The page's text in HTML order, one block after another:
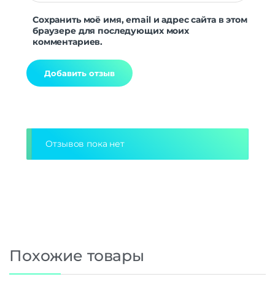
Сохранить моё имя, email и адрес сайта в этом
браузере для последующих моих
комментариев.
Отзывов пока нет
Похожие товары